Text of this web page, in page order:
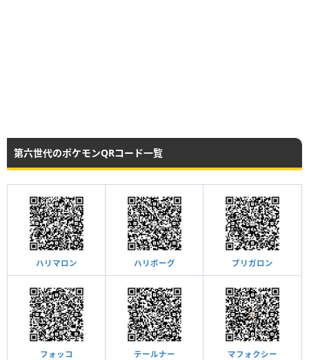
第六世代のポケモンQRコード一覧
ハリマロン ハリボーグ ブリガロン
フォッコ テールナー マフォクシー